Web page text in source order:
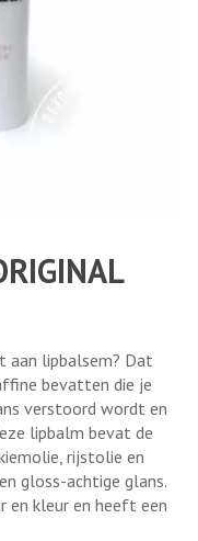
aan lipbalsem? Dat
bevatten die je
verstoord wordt en
lipbalm bevat de
rijstolie en
gloss-achtige glans.
en kleur en heeft een